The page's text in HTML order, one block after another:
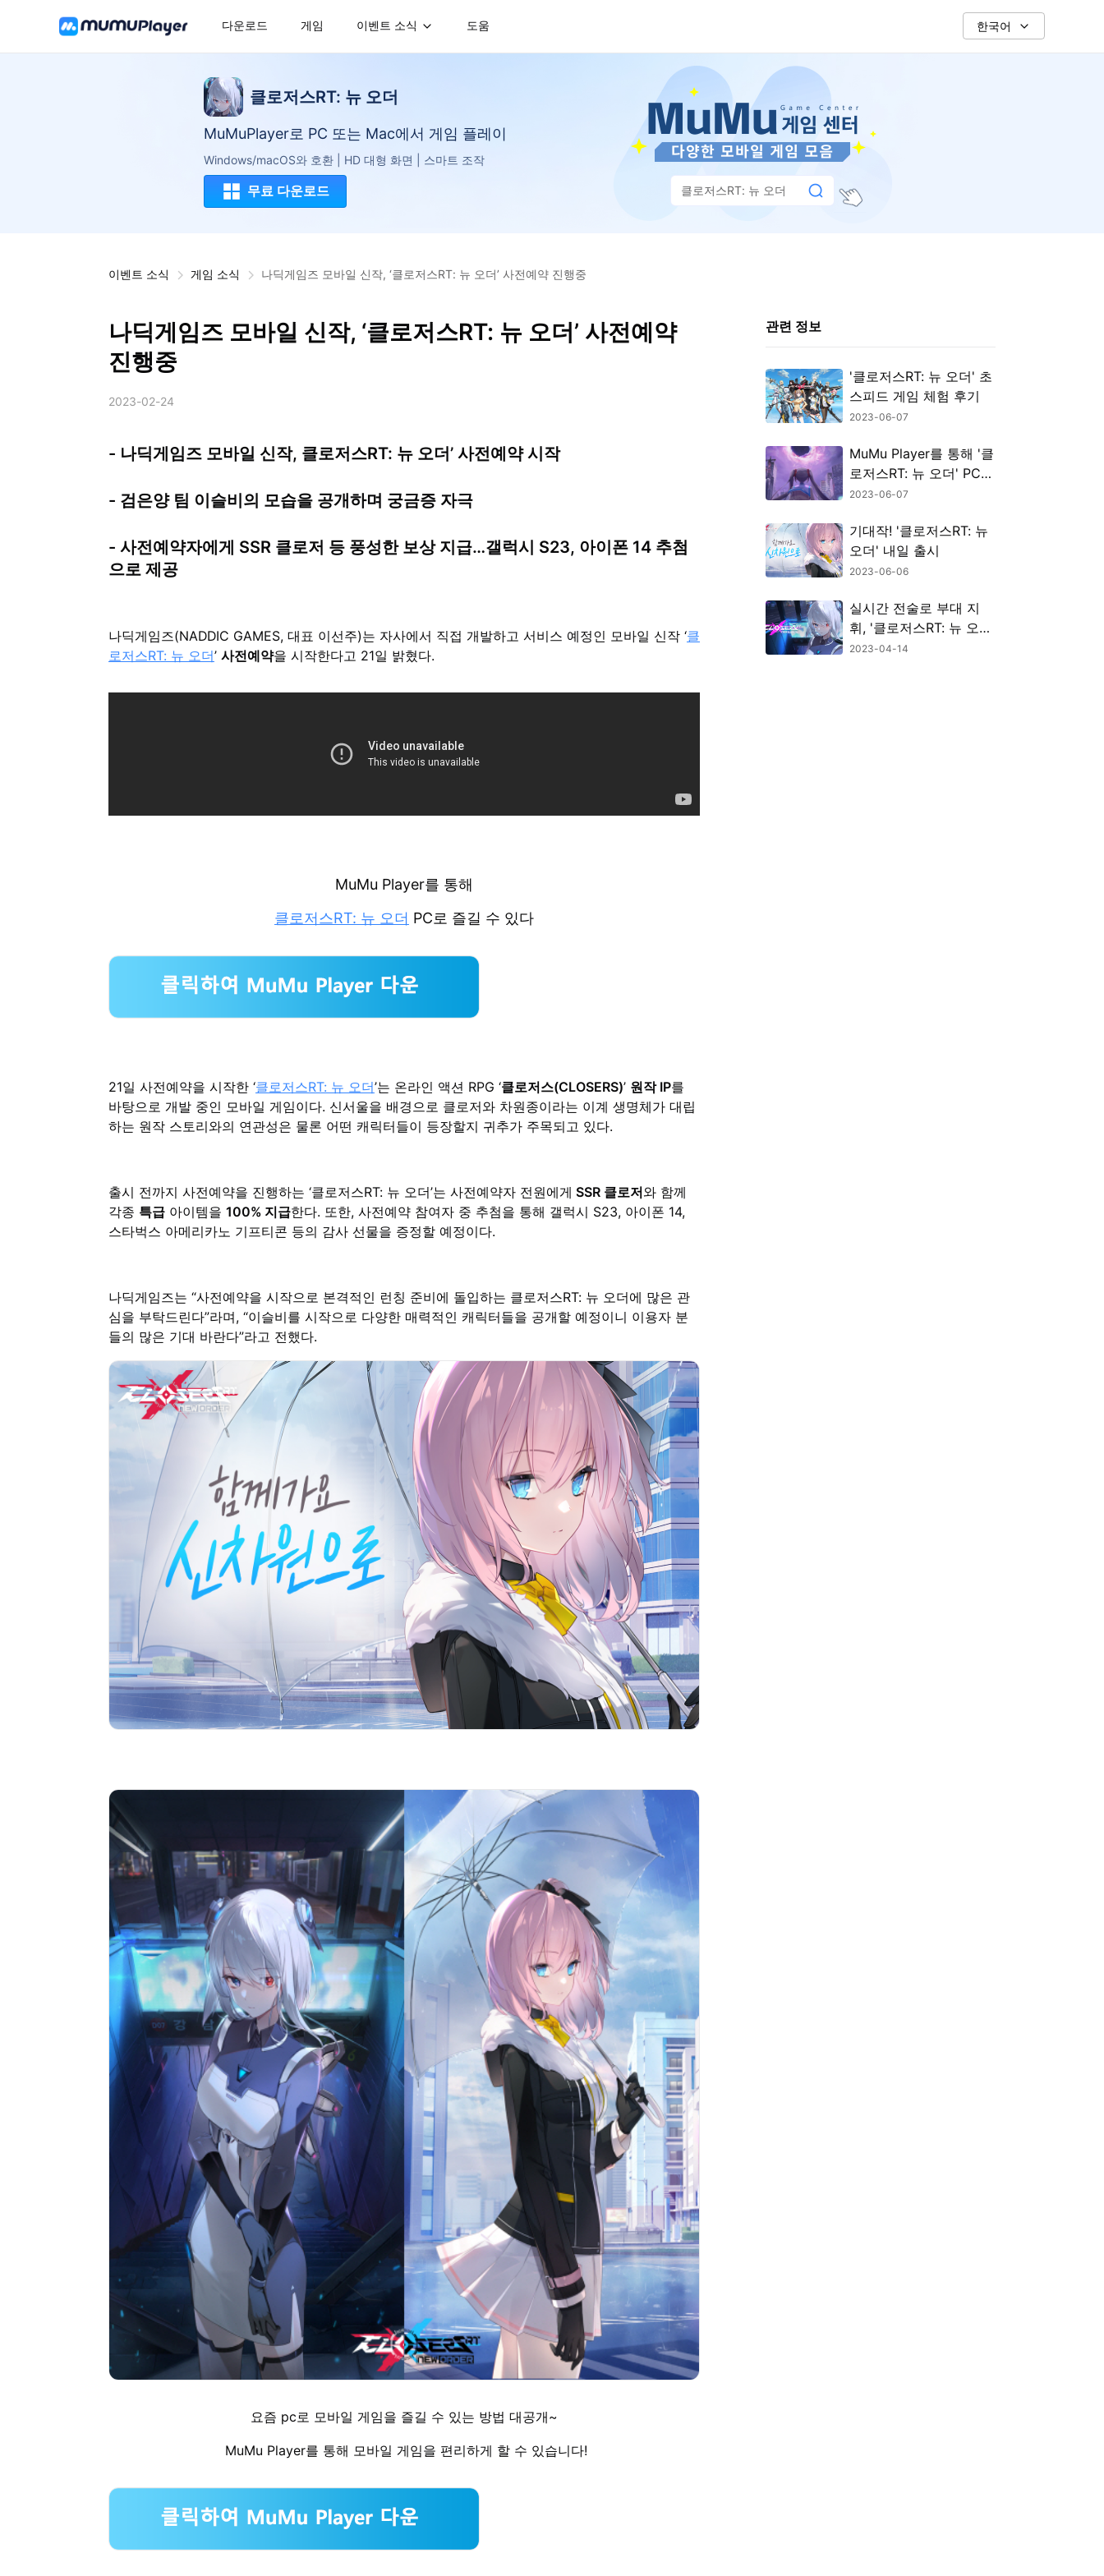
다운로드 게임 이벤트 소식 도움 한국어
클로저스RT: 뉴 오더
MuMuPlayer로 PC 또는 Mac에서 게임 플레이
Windows/macOS와 호환 | HD 대형 화면 | 스마트 조작
무료 다운로드 클로저스RT: 뉴 오더
이벤트 소식 게임 소식 나딕게임즈 모바일 신작, ‘클로저스RT: 뉴 오더’ 사전예약 진행중
나딕게임즈 모바일 신작, ‘클로저스RT: 뉴 오더’ 사전예약
진행중
2023-02-24
- 나딕게임즈 모바일 신작, 클로저스RT: 뉴 오더’ 사전예약 시작
- 검은양 팀 이슬비의 모습을 공개하며 궁금증 자극
- 사전예약자에게 SSR 클로저 등 풍성한 보상 지급…갤럭시 S23, 아이폰 14 추첨
으로 제공
나딕게임즈(NADDIC GAMES, 대표 이선주)는 자사에서 직접 개발하고 서비스 예정인 모바일 신작 ‘클
로저스RT: 뉴 오더’ 사전예약을 시작한다고 21일 밝혔다.
MuMu Player를 통해
클로저스RT: 뉴 오더 PC로 즐길 수 있다
21일 사전예약을 시작한 ‘클로저스RT: 뉴 오더’는 온라인 액션 RPG ‘클로저스(CLOSERS)’ 원작 IP를
바탕으로 개발 중인 모바일 게임이다. 신서울을 배경으로 클로저와 차원종이라는 이계 생명체가 대립
하는 원작 스토리와의 연관성은 물론 어떤 캐릭터들이 등장할지 귀추가 주목되고 있다.
출시 전까지 사전예약을 진행하는 ‘클로저스RT: 뉴 오더’는 사전예약자 전원에게 SSR 클로저와 함께
각종 특급아이템을 100% 지급한다. 또한, 사전예약 참여자 중 추첨을 통해 갤럭시 S23, 아이폰 14,
스타벅스 아메리카노 기프티콘 등의 감사 선물을 증정할 예정이다.
나딕게임즈는 “사전예약을 시작으로 본격적인 런칭 준비에 돌입하는 클로저스RT: 뉴 오더에 많은 관
심을 부탁드린다”라며, “이슬비를 시작으로 다양한 매력적인 캐릭터들을 공개할 예정이니 이용자 분
들의 많은 기대 바란다”라고 전했다.
요즘 pc로 모바일 게임을 즐길 수 있는 방법 대공개~
MuMu Player를 통해 모바일 게임을 편리하게 할 수 있습니다!
관련 정보
'클로저스RT: 뉴 오더' 초
스피드 게임 체험 후기
2023-06-07
MuMu Player를 통해 '클
로저스RT: 뉴 오더' PC로
즐기는 방법
2023-06-07
기대작! '클로저스RT: 뉴
오더' 내일 출시
2023-06-06
실시간 전술로 부대 지
휘, '클로저스RT: 뉴 오
더'는 어떤 게임인가
2023-04-14